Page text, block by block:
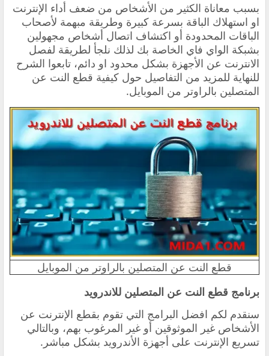
بسبب معاناة الكثير من الأشخاص من ضعف أداء الإنترنت
او استهلاك الباقة بسرعة كبيرة وطريقة مبهمة لأصحاب
الباقات المحدودة أو اكتشاف اتصال أشخاص مجهولين
بشبكة الواي فاي الخاصة بك لذلك نلجأ لطريقة لفصل
الانترنت عن الأجهزة بشكل محدود او دائم، تابعوا الشرح
للنهاية للمزيد من التفاصيل حول كيفية قطع النت عن
المتصلين بالراوتر من الموبايل.
قطع النت عن المتصلين بالراوتر من الموبايل
برنامج قطع النت عن المتصلين للاندرويد
سنقدم لكم افضل البرامج التي تقوم بقطع الإنترنت عن
الأشخاص غير الموثوقين أو غير المرغوب بهم، وبالتالي
تسريع الإنترنت على أجهزة الأندرويد بشكل مباشر.